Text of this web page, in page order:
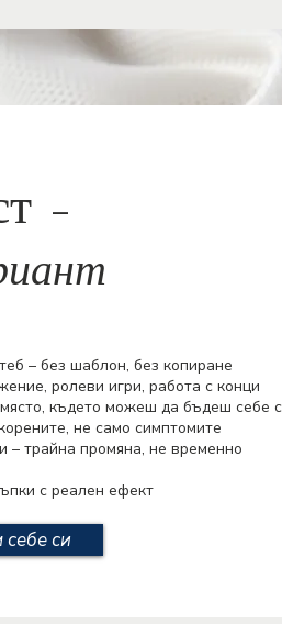
–
– без шаблон, без копиране
ролеви игри, работа с конци
където можеш да бъдеш себе
не само симптомите
– трайна промяна, не временно
с реален ефект
си